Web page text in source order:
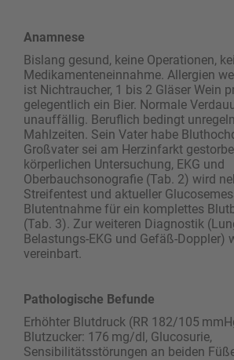
Anamnese
Bislang gesund, keine Operationen,
Medikamenteneinnahme. Allergien
ist Nichtraucher, 1 bis 2 Gläser Wein
gelegentlich ein Bier. Normale
unauffällig. Beruflich bedingt
Mahlzeiten. Sein Vater habe
Großvater sei am Herzinfarkt
körperlichen Untersuchung, EKG und
Oberbauchsonografie (Tab. 2) wird
Streifentest und aktueller
Blutentnahme für ein komplettes
(Tab. 3). Zur weiteren Diagnostik
Belastungs-EKG und Gefäß-Doppler)
vereinbart.
Pathologische Befunde
Erhöhter Blutdruck (RR 182/105
Blutzucker: 176 mg/dl, Glucosurie,
Sensibilitätsstörungen an beiden